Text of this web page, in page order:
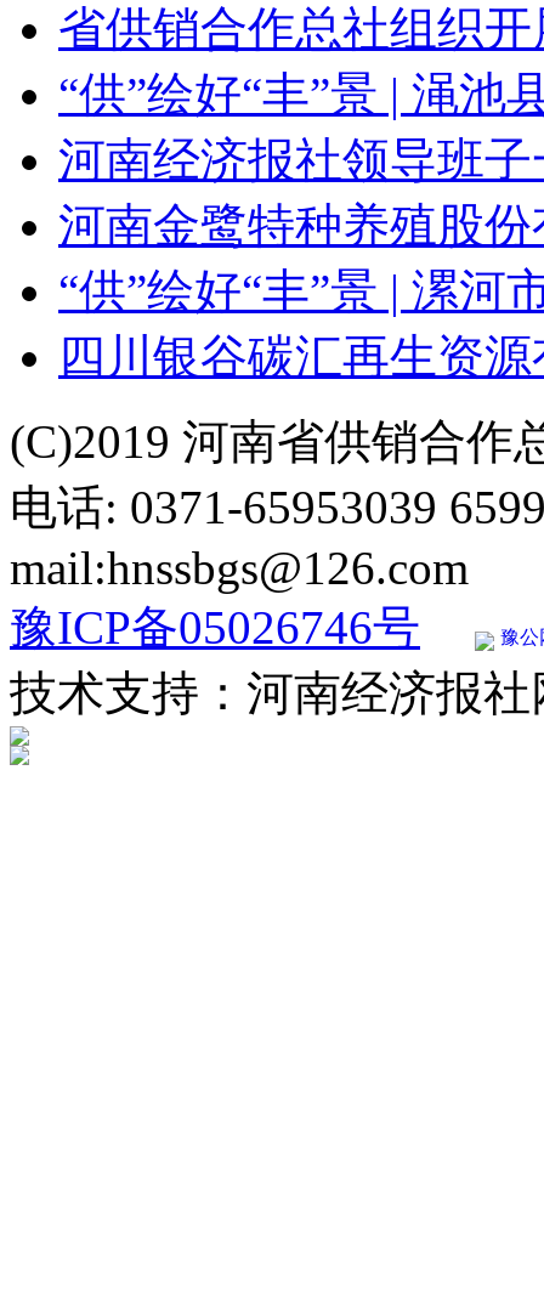
省供销合作总社组织
“供”绘好“丰”景 | 渑池
河南经济报社领导班
河南金鹭特种养殖股
“供”绘好“丰”景 | 漯河
四川银谷碳汇再生资
(C)2019 河南省供销合作
电话: 0371-65953039
mail:hnssbgs@126.com
豫ICP备05026746号
豫公
技术支持：河南经济报社